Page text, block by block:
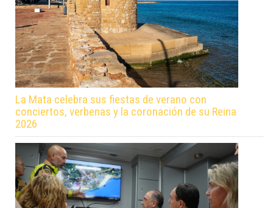
La Mata celebra sus fiestas de verano con
conciertos, verbenas y la coronación de su Reina
2026